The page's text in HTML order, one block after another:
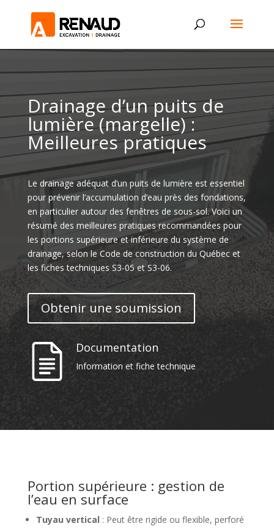
Drainage d’un puits de
lumière (margelle) :
Meilleures pratiques
Le drainage adéquat d’un puits de lumière est essentiel
pour prévenir l’accumulation d’eau près des fondations,
en particulier autour des fenêtres de sous-sol. Voici un
résumé des meilleures pratiques recommandées pour
les portions supérieure et inférieure du système de
drainage, selon le Code de construction du Québec et
les fiches techniques S3-05 et S3-06.
Obtenir une soumission
Documentation
Information et fiche technique
Portion supérieure : gestion de
l’eau en surface
Tuyau vertical : Peut être rigide ou flexible, perforé